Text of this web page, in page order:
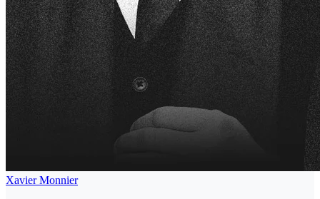
Xavier Monnier